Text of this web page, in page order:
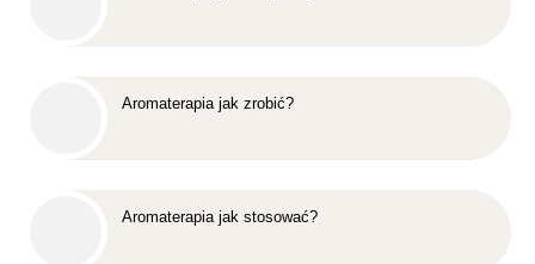
Aromaterapia jak zrobić?
Aromaterapia jak stosować?